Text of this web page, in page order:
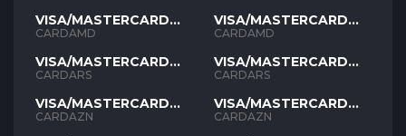
VISA/MASTERCARD
AMD
CARDAMD
VISA/MASTERCARD
ARS
CARDARS
VISA/MASTERCARD
AZN
CARDAZN
VISA/MASTERCARD
AMD
CARDAMD
VISA/MASTERCARD
ARS
CARDARS
VISA/MASTERCARD
AZN
CARDAZN